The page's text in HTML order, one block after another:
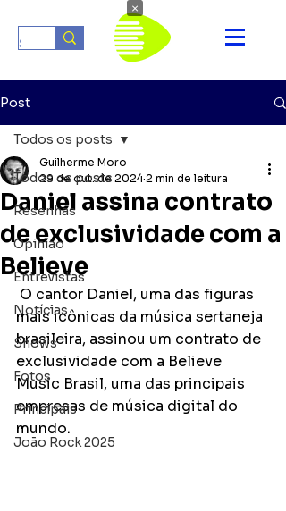
Post
Todos os posts
Resenhas
Opinião
Entrevistas
Notícias
Shows
Fotos
Principais
João Rock 2025
Todos os posts
Daniel assina contrato
de exclusividade com a
Believe
Guilherme Moro
29 de out. de 2024 2 min de leitura
O cantor Daniel, uma das figuras
mais icônicas da música sertaneja
brasileira, assinou um contrato de
exclusividade com a Believe
Music Brasil, uma das principais
empresas de música digital do
mundo.
×